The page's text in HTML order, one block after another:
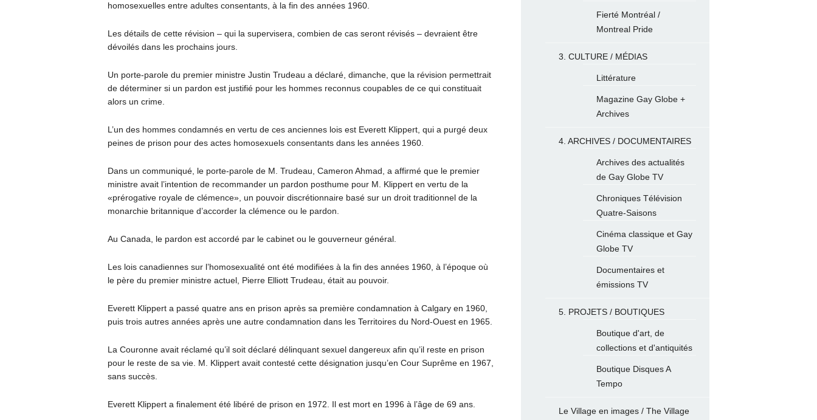
homosexuelles entre adultes consentants, à la fin des années 1960.
Les détails de cette révision – qui la supervisera, combien de cas seront révisés – devraient être
dévoilés dans les prochains jours.
Un porte-parole du premier ministre Justin Trudeau a déclaré, dimanche, que la révision permettrait
de déterminer si un pardon est justifié pour les hommes reconnus coupables de ce qui constituait
alors un crime.
L’un des hommes condamnés en vertu de ces anciennes lois est Everett Klippert, qui a purgé deux
peines de prison pour des actes homosexuels consentants dans les années 1960.
Dans un communiqué, le porte-parole de M. Trudeau, Cameron Ahmad, a affirmé que le premier
ministre avait l’intention de recommander un pardon posthume pour M. Klippert en vertu de la
«prérogative royale de clémence», un pouvoir discrétionnaire basé sur un droit traditionnel de la
monarchie britannique d’accorder la clémence ou le pardon.
Au Canada, le pardon est accordé par le cabinet ou le gouverneur général.
Les lois canadiennes sur l’homosexualité ont été modifiées à la fin des années 1960, à l’époque où
le père du premier ministre actuel, Pierre Elliott Trudeau, était au pouvoir.
Everett Klippert a passé quatre ans en prison après sa première condamnation à Calgary en 1960,
puis trois autres années après une autre condamnation dans les Territoires du Nord-Ouest en 1965.
La Couronne avait réclamé qu’il soit déclaré délinquant sexuel dangereux afin qu’il reste en prison
pour le reste de sa vie. M. Klippert avait contesté cette désignation jusqu’en Cour Suprême en 1967,
sans succès.
Everett Klippert a finalement été libéré de prison en 1972. Il est mort en 1996 à l’âge de 69 ans.
Fierté Montréal /
Montreal Pride
3. CULTURE / MÉDIAS
Littérature
Magazine Gay Globe +
Archives
4. ARCHIVES / DOCUMENTAIRES
Archives des actualités
de Gay Globe TV
Chroniques Télévision
Quatre-Saisons
Cinéma classique et Gay
Globe TV
Documentaires et
émissions TV
5. PROJETS / BOUTIQUES
Boutique d'art, de
collections et d'antiquités
Boutique Disques A
Tempo
Le Village en images / The Village